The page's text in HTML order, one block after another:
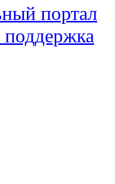
портал
поддержка